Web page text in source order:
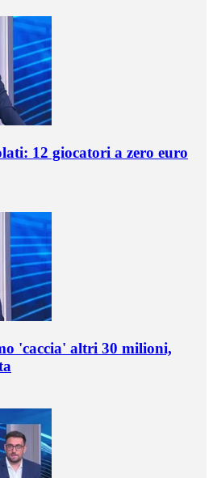
12 giocatori a zero euro
'caccia' altri 30 milioni,